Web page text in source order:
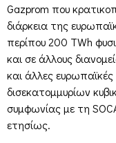
Gazprom που
διάρκεια της
περίπου 200 TWh
και σε άλλους
και άλλες ευρωπαϊκές
δισεκατομμυρίων
συμφωνίας με τη
ετησίως.